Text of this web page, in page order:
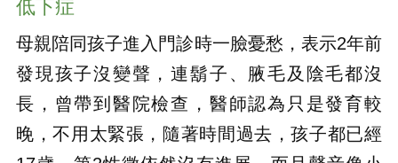
低下症
母親陪同孩子進入門診時一臉憂愁，表示2年前
發現孩子沒變聲，連鬍子、腋毛及陰毛都沒
長，曾帶到醫院檢查，醫師認為只是發育較
晚，不用太緊張，隨著時間過去，孩子都已經